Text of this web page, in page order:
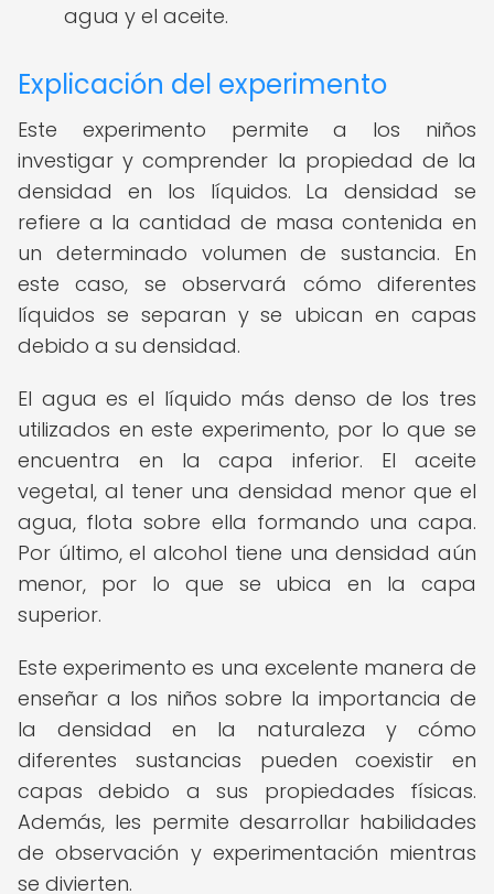
agua y el aceite.
Explicación del experimento
Este experimento permite a los niños
investigar y comprender la propiedad de la
densidad en los líquidos. La densidad se
refiere a la cantidad de masa contenida en
un determinado volumen de sustancia. En
este caso, se observará cómo diferentes
líquidos se separan y se ubican en capas
debido a su densidad.
El agua es el líquido más denso de los tres
utilizados en este experimento, por lo que se
encuentra en la capa inferior. El aceite
vegetal, al tener una densidad menor que el
agua, flota sobre ella formando una capa.
Por último, el alcohol tiene una densidad aún
menor, por lo que se ubica en la capa
superior.
Este experimento es una excelente manera de
enseñar a los niños sobre la importancia de
la densidad en la naturaleza y cómo
diferentes sustancias pueden coexistir en
capas debido a sus propiedades físicas.
Además, les permite desarrollar habilidades
de observación y experimentación mientras
se divierten.